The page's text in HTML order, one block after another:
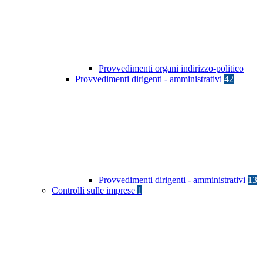
Provvedimenti organi indirizzo-politico
Provvedimenti dirigenti - amministrativi 42
Provvedimenti dirigenti - amministrativi 13
Controlli sulle imprese 1